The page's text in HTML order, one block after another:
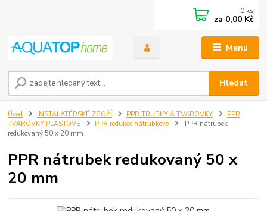
Menu
Hledat
0 ks
za 0,00 Kč
Úvod INSTALATÉRSKÉ ZBOŽÍ PPR TRUBKY A TVAROVKY
PPR
TVAROVKY PLASTOVÉ
PPR redukce nátrubkové
PPR nátrubek
redukovaný 50 x 20 mm
PPR nátrubek redukovaný 50 x
20 mm